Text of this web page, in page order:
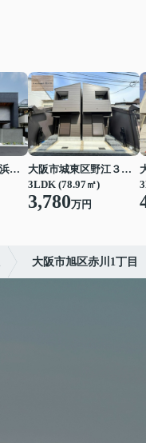
大阪市城東区東中浜３丁目
大阪市城東区野江３丁目
3LDK (78.97㎡)
3,780万円
大阪市旭区赤川1丁目